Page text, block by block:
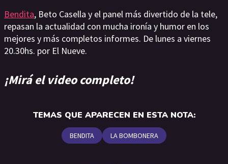
Bendita, Beto Casella y el panel más divertido de la tele,
repasan la actualidad con mucha ironía y humor en los
mejores y más completos informes. De lunes a viernes
20.30hs. por El Nueve.
¡Mirá el video completo!
TEMAS QUE APARECEN EN ESTA NOTA:
BENDITA LA BOMBONERA